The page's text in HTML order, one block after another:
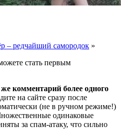
– редчайший самородок »
стать первым
комментарий более одного
на сайте сразу после
(не в ручном режиме!)
одинаковые
за спам-атаку, что сильно